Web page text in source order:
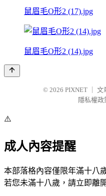
鼠眉毛O形2 (17).jpg
鼠眉毛O形2 (14).jpg
© 2026 PIXNET
文
隱私權政
⚠️
成人內容提醒
本部落格內容僅限年滿十八
若您未滿十八歲，請立即離